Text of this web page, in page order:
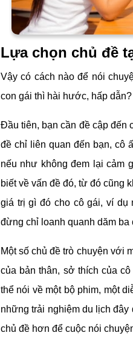
Lựa chọn chủ đề
Vậy có cách nào để nói
con gái thì hài hước, hấp
Đầu tiên, bạn cần đề cập đến
đề chỉ liên quan đến bạn, cô
nếu như không đem lại cảm
biết về vấn đề đó, từ đó cũng
giá trị gì đó cho cô gái, ví dụ
đừng chỉ loanh quanh dăm ba
Một số chủ đề trò chuyện với
của bản thân, sở thích của
thể nói về một bộ phim, một
những trải nghiệm du lịch
chủ đề hơn để cuộc nói